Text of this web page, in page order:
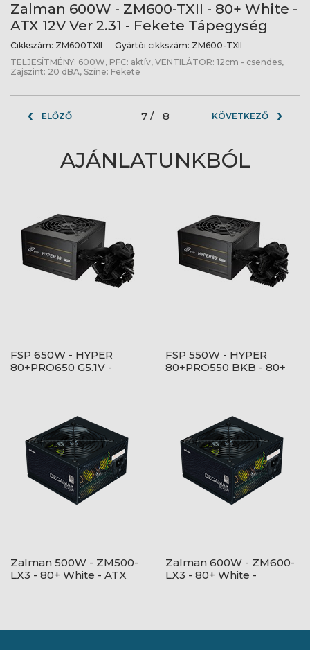
Zalman 600W - ZM600-TXII - 80+ White -
ATX 12V Ver 2.31 - Fekete Tápegység
Cikkszám: ZM600TXII Gyártói cikkszám: ZM600-TXII
TELJESÍTMÉNY: 600W, PFC: aktív, VENTILÁTOR: 12cm - csendes,
Zajszint: 20 dBA, Színe: Fekete
ELŐZŐ 7 / 8 KÖVETKEZŐ
AJÁNLATUNKBÓL
FSP 650W - HYPER
80+PRO650 G5.1V -
FSP 550W - HYPER
80+PRO550 BKB - 80+
Zalman 500W - ZM500-
LX3 - 80+ White - ATX
Zalman 600W - ZM600-
LX3 - 80+ White -